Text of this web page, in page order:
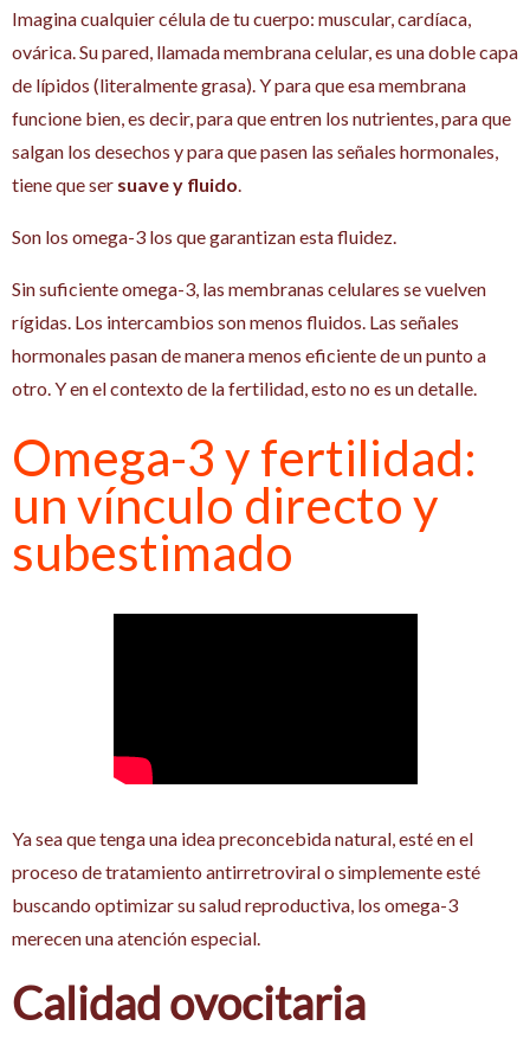
Imagina cualquier célula de tu cuerpo: muscular, cardíaca,
ovárica. Su pared, llamada membrana celular, es una doble capa
de lípidos (literalmente grasa). Y para que esa membrana
funcione bien, es decir, para que entren los nutrientes, para que
salgan los desechos y para que pasen las señales hormonales,
tiene que ser suave y fluido
Son los omega-3 los que garantizan esta fluidez.
Sin suficiente omega-3, las membranas celulares se vuelven
rígidas. Los intercambios son menos fluidos. Las señales
hormonales pasan de manera menos eficiente de un punto a
otro. Y en el contexto de la fertilidad, esto no es un detalle.
Omega-3 y fertilidad:
un vínculo directo y
subestimado
Ya sea que tenga una idea preconcebida natural, esté en el
proceso de tratamiento antirretroviral o simplemente esté
buscando optimizar su salud reproductiva, los omega-3
merecen una atención especial.
Calidad ovocitaria